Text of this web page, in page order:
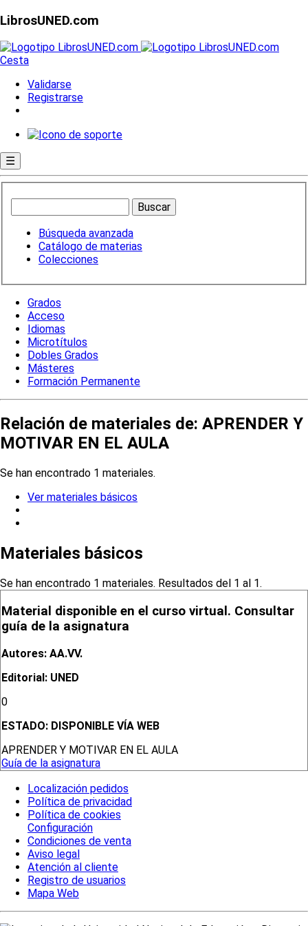
LibrosUNED.com
Cesta
Validarse
Registrarse
☰
Búsqueda avanzada
Catálogo de materias
Colecciones
Grados
Acceso
Idiomas
Microtítulos
Dobles Grados
Másteres
Formación Permanente
Relación de materiales de: APRENDER Y
MOTIVAR EN EL AULA
Se han encontrado 1 materiales.
Ver materiales básicos
Materiales básicos
Se han encontrado 1 materiales. Resultados del 1 al 1.
Material disponible en el curso virtual. Consultar
guía de la asignatura
Autores: AA.VV.
Editorial: UNED
0
ESTADO: DISPONIBLE VÍA WEB
APRENDER Y MOTIVAR EN EL AULA
Guía de la asignatura
Localización pedidos
Política de privacidad
Política de cookies
Configuración
Condiciones de venta
Aviso legal
Atención al cliente
Registro de usuarios
Mapa Web